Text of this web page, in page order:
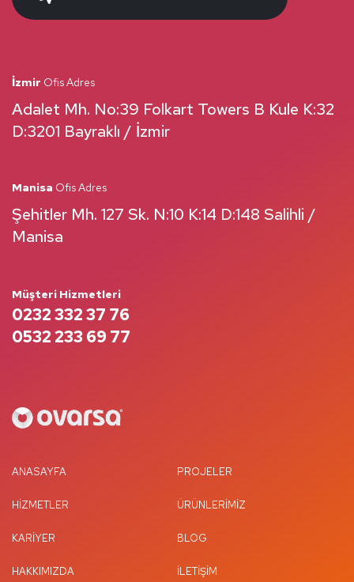
İzmir Ofis Adres
Adalet Mh. No:39 Folkart Towers B Kule K:32
D:3201 Bayraklı / İzmir
Manisa Ofis Adres
Şehitler Mh. 127 Sk. N:10 K:14 D:148 Salihli /
Manisa
Müşteri Hizmetleri
0232 332 37 76
0532 233 69 77
ANASAYFA PROJELER
HIZMETLER ÜRÜNLERIMIZ
KARIYER BLOG
HAKKIMIZDA İLETIŞIM